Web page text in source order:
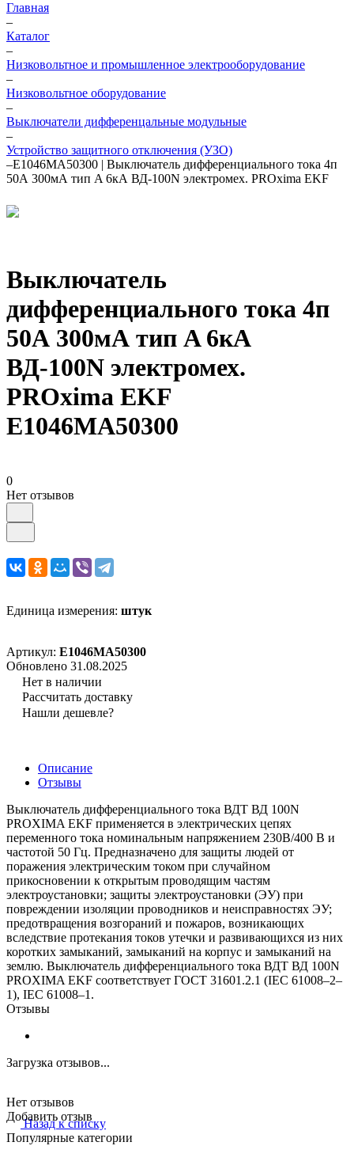
Главная
–
Каталог
–
Низковольтное и промышленное электрооборудование
–
Низковольтное оборудование
–
Выключатели дифференцальные модульные
–
Устройство защитного отключения (УЗО)
–E1046MA50300 | Выключатель дифференциального тока 4п
50А 300мА тип A 6кА ВД-100N электромех. PROxima EKF
Выключатель
дифференциального тока 4п
50А 300мА тип A 6кА
ВД-100N электромех.
PROxima EKF
E1046MA50300
0
Нет отзывов
Единица измерения: штук
Артикул: E1046MA50300
Обновлено 31.08.2025
Нет в наличии
Рассчитать доставку
Нашли дешевле?
Описание
Отзывы
Выключатель дифференциального тока ВДТ ВД 100N
PROXIMA EKF применяется в электрических цепях
переменного тока номинальным напряжением 230В/400 В и
частотой 50 Гц. Предназначено для защиты людей от
поражения электрическим током при случайном
прикосновении к открытым проводящим частям
электроустановки; защиты электроустановки (ЭУ) при
повреждении изоляции проводников и неисправностях ЭУ;
предотвращения возгораний и пожаров, возникающих
вследствие протекания токов утечки и развивающихся из них
коротких замыканий, замыканий на корпус и замыканий на
землю. Выключатель дифференциального тока ВДТ ВД 100N
PROXIMA EKF соответствует ГОСТ 31601.2.1 (IEC 61008–2–
1), IEC 61008–1.
Отзывы
Загрузка отзывов...
Нет отзывов
Добавить отзыв
Назад к списку
Популярные категории